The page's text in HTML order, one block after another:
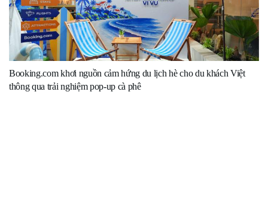
Booking.com khơi nguồn cảm hứng du lịch hè cho du khách Việt
thông qua trải nghiệm pop-up cà phê